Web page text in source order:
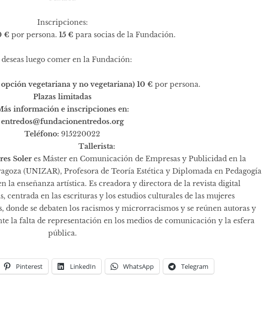
Inscripciones:
€ por persona. 15 € para socias de la Fundación.
deseas luego comer en la Fundación:
vegetariana y no vegetariana) 10 € por persona.
Plazas limitadas
información e inscripciones en:
entredos@fundacionentredos.org
Teléfono: 915220022
Tallerista:
Soler es Máster en Comunicación de Empresas y Publicidad en la
(UNIZAR), Profesora de Teoría Estética y Diplomada en Pedagogía
la enseñanza artística. Es creadora y directora de la revista digital
centrada en las escrituras y los estudios culturales de las mujeres
donde se debaten los racismos y microrracismos y se reúnen autoras y
la falta de representación en los medios de comunicación y la esfera
pública.
Pinterest LinkedIn WhatsApp Telegram